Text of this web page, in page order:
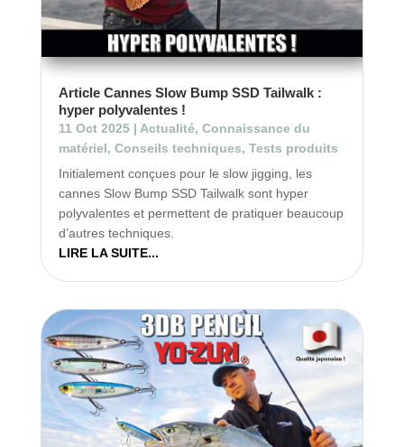
Article Cannes Slow Bump SSD Tailwalk :
hyper polyvalentes !
11 Oct 2025| Actualité, Connaissance du
matériel, Conseils techniques, Tests produits
Initialement conçues pour le slow jigging, les
cannes Slow Bump SSD Tailwalk sont hyper
polyvalentes et permettent de pratiquer beaucoup
d’autres techniques.
LIRE LA SUITE...